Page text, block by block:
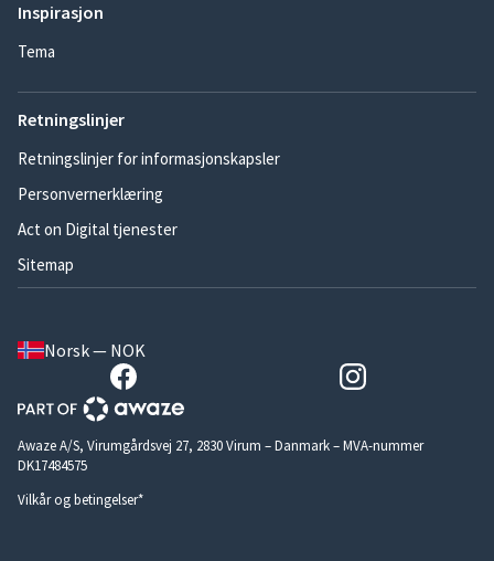
Inspirasjon
Tema
Retningslinjer
Retningslinjer for informasjonskapsler
Personvernerklæring
Act on Digital tjenester
Sitemap
Norsk — NOK
Awaze A/S, Virumgårdsvej 27, 2830 Virum – Danmark – MVA-nummer
DK17484575
Vilkår og betingelser*